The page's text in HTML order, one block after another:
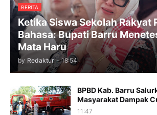
BERITA
Ketika Siswa Sekolah Rakyat
Bahasa: Bupati Barru
Mata Haru
by Redaktur - 18:54
BPBD Kab. Barru
Masyarakat Dampak
11:47